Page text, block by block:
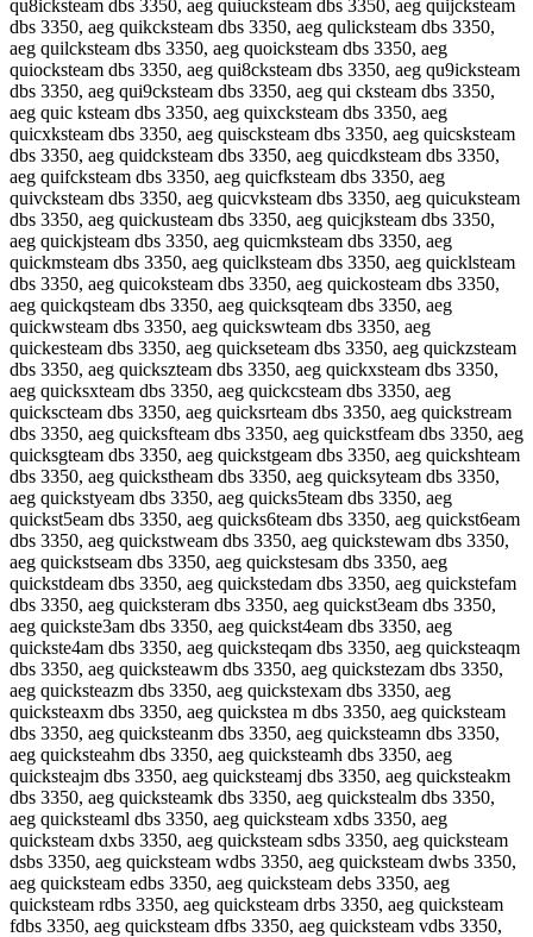
qu8icksteam dbs 3350, aeg quiucksteam dbs 3350, aeg quijcksteam
dbs 3350, aeg quikcksteam dbs 3350, aeg qulicksteam dbs 3350,
aeg quilcksteam dbs 3350, aeg quoicksteam dbs 3350, aeg
quiocksteam dbs 3350, aeg qui8cksteam dbs 3350, aeg qu9icksteam
dbs 3350, aeg qui9cksteam dbs 3350, aeg qui cksteam dbs 3350,
aeg quic ksteam dbs 3350, aeg quixcksteam dbs 3350, aeg
quicxksteam dbs 3350, aeg quiscksteam dbs 3350, aeg quicsksteam
dbs 3350, aeg quidcksteam dbs 3350, aeg quicdksteam dbs 3350,
aeg quifcksteam dbs 3350, aeg quicfksteam dbs 3350, aeg
quivcksteam dbs 3350, aeg quicvksteam dbs 3350, aeg quicuksteam
dbs 3350, aeg quickusteam dbs 3350, aeg quicjksteam dbs 3350,
aeg quickjsteam dbs 3350, aeg quicmksteam dbs 3350, aeg
quickmsteam dbs 3350, aeg quiclksteam dbs 3350, aeg quicklsteam
dbs 3350, aeg quicoksteam dbs 3350, aeg quickosteam dbs 3350,
aeg quickqsteam dbs 3350, aeg quicksqteam dbs 3350, aeg
quickwsteam dbs 3350, aeg quickswteam dbs 3350, aeg
quickesteam dbs 3350, aeg quickseteam dbs 3350, aeg quickzsteam
dbs 3350, aeg quickszteam dbs 3350, aeg quickxsteam dbs 3350,
aeg quicksxteam dbs 3350, aeg quickcsteam dbs 3350, aeg
quickscteam dbs 3350, aeg quicksrteam dbs 3350, aeg quickstream
dbs 3350, aeg quicksfteam dbs 3350, aeg quickstfeam dbs 3350, aeg
quicksgteam dbs 3350, aeg quickstgeam dbs 3350, aeg quickshteam
dbs 3350, aeg quickstheam dbs 3350, aeg quicksyteam dbs 3350,
aeg quickstyeam dbs 3350, aeg quicks5team dbs 3350, aeg
quickst5eam dbs 3350, aeg quicks6team dbs 3350, aeg quickst6eam
dbs 3350, aeg quickstweam dbs 3350, aeg quickstewam dbs 3350,
aeg quickstseam dbs 3350, aeg quickstesam dbs 3350, aeg
quickstdeam dbs 3350, aeg quickstedam dbs 3350, aeg quickstefam
dbs 3350, aeg quicksteram dbs 3350, aeg quickst3eam dbs 3350,
aeg quickste3am dbs 3350, aeg quickst4eam dbs 3350, aeg
quickste4am dbs 3350, aeg quicksteqam dbs 3350, aeg quicksteaqm
dbs 3350, aeg quicksteawm dbs 3350, aeg quickstezam dbs 3350,
aeg quicksteazm dbs 3350, aeg quickstexam dbs 3350, aeg
quicksteaxm dbs 3350, aeg quickstea m dbs 3350, aeg quicksteam
dbs 3350, aeg quicksteanm dbs 3350, aeg quicksteamn dbs 3350,
aeg quicksteahm dbs 3350, aeg quicksteamh dbs 3350, aeg
quicksteajm dbs 3350, aeg quicksteamj dbs 3350, aeg quicksteakm
dbs 3350, aeg quicksteamk dbs 3350, aeg quickstealm dbs 3350,
aeg quicksteaml dbs 3350, aeg quicksteam xdbs 3350, aeg
quicksteam dxbs 3350, aeg quicksteam sdbs 3350, aeg quicksteam
dsbs 3350, aeg quicksteam wdbs 3350, aeg quicksteam dwbs 3350,
aeg quicksteam edbs 3350, aeg quicksteam debs 3350, aeg
quicksteam rdbs 3350, aeg quicksteam drbs 3350, aeg quicksteam
fdbs 3350, aeg quicksteam dfbs 3350, aeg quicksteam vdbs 3350,